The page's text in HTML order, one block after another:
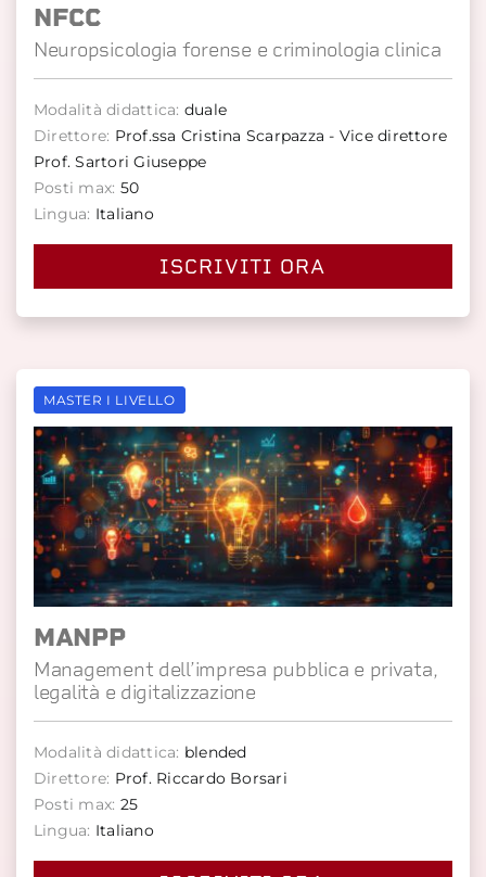
NFCC
Neuropsicologia forense e criminologia clinica
Modalità didattica: duale
Direttore: Prof.ssa Cristina Scarpazza - Vice direttore
Prof. Sartori Giuseppe
Posti max: 50
Lingua: Italiano
ISCRIVITI ORA
MASTER I LIVELLO
MANPP
Management dell’impresa pubblica e privata,
legalità e digitalizzazione
Modalità didattica: blended
Direttore: Prof. Riccardo Borsari
Posti max: 25
Lingua: Italiano